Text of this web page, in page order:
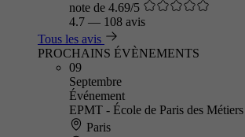
note de 4.69/5
4.7 — 108 avis
Tous les avis
PROCHAINS ÉVÈNEMENTS
09
Septembre
Événement
EPMT - École de Paris des
Paris